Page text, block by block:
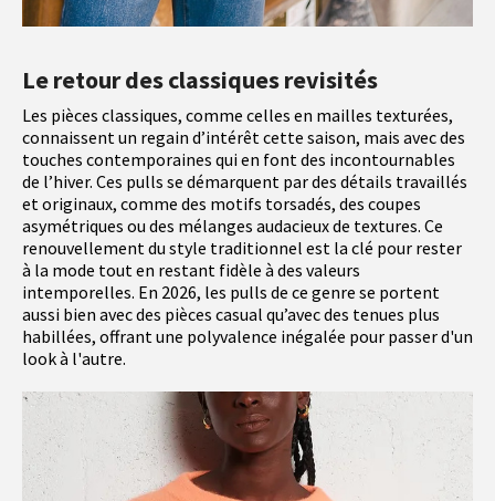
Le retour des classiques revisités
Les pièces classiques, comme celles en mailles texturées,
connaissent un regain d’intérêt cette saison, mais avec des
touches contemporaines qui en font des incontournables
de l’hiver. Ces pulls se démarquent par des détails travaillés
et originaux, comme des motifs torsadés, des coupes
asymétriques ou des mélanges audacieux de textures. Ce
renouvellement du style traditionnel est la clé pour rester
à la mode tout en restant fidèle à des valeurs
intemporelles. En 2026, les pulls de ce genre se portent
aussi bien avec des pièces casual qu’avec des tenues plus
habillées, offrant une polyvalence inégalée pour passer d'un
look à l'autre.